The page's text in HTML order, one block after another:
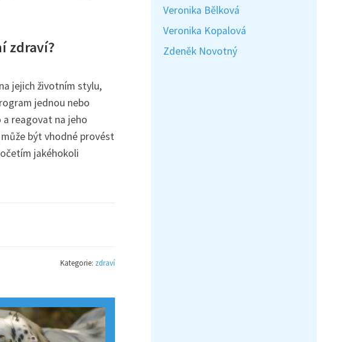
zdraví?
jejich životním stylu,
jednou nebo
reagovat na jeho
být vhodné provést
jakéhokoli
Kategorie: zdraví
Veronika Bělková
Veronika Kopalová
Zdeněk Novotný